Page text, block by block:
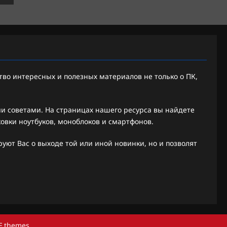
интересных и полезных материалов не только о ПК,
На страницах нашего ресурса вы найдете
ноутбуков, моноблоков и смартфонов.
Вас о выходе той или иной новинки, но и позволят